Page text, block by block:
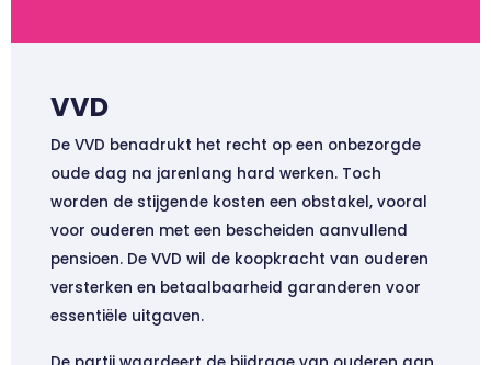
VVD
De VVD benadrukt het recht op een onbezorgde
oude dag na jarenlang hard werken. Toch
worden de stijgende kosten een obstakel, vooral
voor ouderen met een bescheiden aanvullend
pensioen. De VVD wil de koopkracht van ouderen
versterken en betaalbaarheid garanderen voor
essentiële uitgaven.